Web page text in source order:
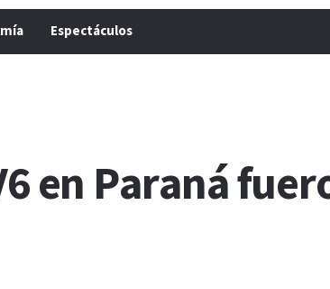
Espectáculos
en Paraná